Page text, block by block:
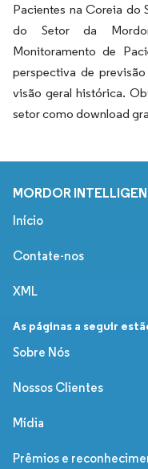
Pacientes na Coreia do
do Setor da
Monitoramento de
perspectiva de
visão geral histórica.
setor como download
MORDOR
Início
Contate-nos
XML
As páginas a seguir
Sobre Nós
Nossos Clientes
Mídia
Prêmios e